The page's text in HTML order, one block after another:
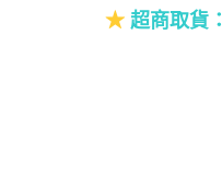
★ 超商取貨：